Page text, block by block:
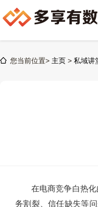
您当前位置> 主页 > 私域讲
在电商竞争白热
务割裂、信任缺失等